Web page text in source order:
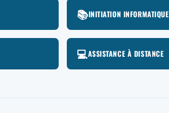
📚INITIATION INFORMATIQUE
💻ASSISTANCE À DISTANCE